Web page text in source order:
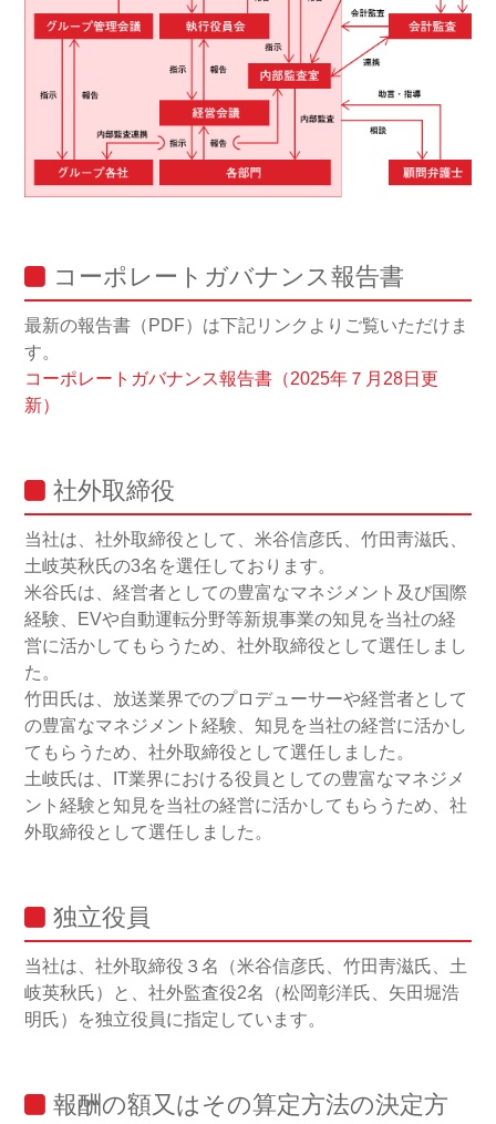
コーポレートガバナンス報告書
最新の報告書（PDF）は下記リンクよりご覧いただけま
す。
コーポレートガバナンス報告書（2025年７月28日更
新）
社外取締役
当社は、社外取締役として、米谷信彦氏、竹田靑滋氏、
土岐英秋氏の3名を選任しております。
米谷氏は、経営者としての豊富なマネジメント及び国際
経験、EVや自動運転分野等新規事業の知見を当社の経
営に活かしてもらうため、社外取締役として選任しまし
た。
竹田氏は、放送業界でのプロデューサーや経営者として
の豊富なマネジメント経験、知見を当社の経営に活かし
てもらうため、社外取締役として選任しました。
土岐氏は、IT業界における役員としての豊富なマネジメ
ント経験と知見を当社の経営に活かしてもらうため、社
外取締役として選任しました。
独立役員
当社は、社外取締役３名（米谷信彦氏、竹田靑滋氏、土
岐英秋氏）と、社外監査役2名（松岡彰洋氏、矢田堀浩
明氏）を独立役員に指定しています。
報酬の額又はその算定方法の決定方